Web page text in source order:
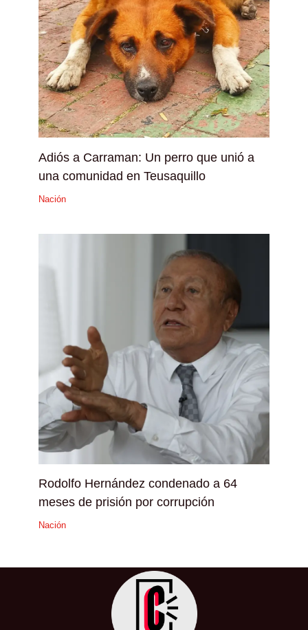
Adiós a Carraman: Un perro que unió a
una comunidad en Teusaquillo
Nación
Rodolfo Hernández condenado a 64
meses de prisión por corrupción
Nación